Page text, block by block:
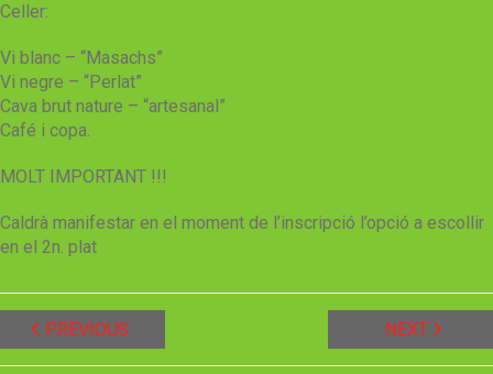
Celler:
Vi blanc – “Masachs”
Vi negre – “Perlat”
Cava brut nature – “artesanal”
Café i copa.
MOLT IMPORTANT !!!
Caldrà manifestar en el moment de l’inscripció l’opció a escollir
en el 2n. plat
PREVIOUS NEXT